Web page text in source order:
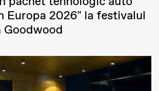
Europa 2026" la festivalul